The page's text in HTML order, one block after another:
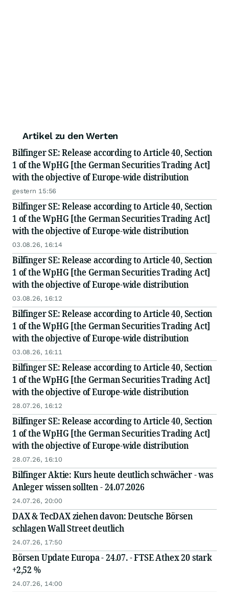
Artikel zu den Werten
Bilfinger SE: Release according to Article 40, Section
1 of the WpHG [the German Securities Trading Act]
with the objective of Europe-wide distribution
gestern 15:56
Bilfinger SE: Release according to Article 40, Section
1 of the WpHG [the German Securities Trading Act]
with the objective of Europe-wide distribution
03.08.26, 16:14
Bilfinger SE: Release according to Article 40, Section
1 of the WpHG [the German Securities Trading Act]
with the objective of Europe-wide distribution
03.08.26, 16:12
Bilfinger SE: Release according to Article 40, Section
1 of the WpHG [the German Securities Trading Act]
with the objective of Europe-wide distribution
03.08.26, 16:11
Bilfinger SE: Release according to Article 40, Section
1 of the WpHG [the German Securities Trading Act]
with the objective of Europe-wide distribution
28.07.26, 16:12
Bilfinger SE: Release according to Article 40, Section
1 of the WpHG [the German Securities Trading Act]
with the objective of Europe-wide distribution
28.07.26, 16:10
Bilfinger Aktie: Kurs heute deutlich schwächer - was
Anleger wissen sollten - 24.07.2026
24.07.26, 20:00
DAX & TecDAX ziehen davon: Deutsche Börsen
schlagen Wall Street deutlich
24.07.26, 17:50
Börsen Update Europa - 24.07. - FTSE Athex 20 stark
+2,52 %
24.07.26, 14:00